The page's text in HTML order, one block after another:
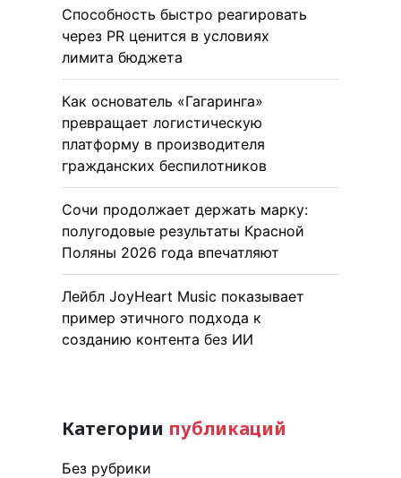
Способность быстро реагировать
через PR ценится в условиях
лимита бюджета
Как основатель «Гагаринга»
превращает логистическую
платформу в производителя
гражданских беспилотников
Сочи продолжает держать марку:
полугодовые результаты Красной
Поляны 2026 года впечатляют
Лейбл JoyHeart Music показывает
пример этичного подхода к
созданию контента без ИИ
Категории публикаций
Без рубрики